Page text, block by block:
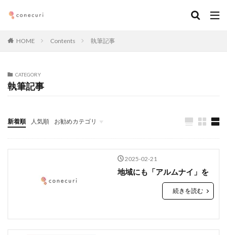
HOME Contents 執筆記事
CATEGORY
執筆記事
新着順 人気順 お勧めカテゴリ
Seminars
執筆記事
メンバー
ダウンロード
ニュース
2025-02-21
地域にも「アルムナイ」を
続きを読む
タグ
オンライン
経営
デジタルマーケティング
法務コンプライアンス
働き方・キャリア
ブランディング
ファイナンス
高橋龍征
検索